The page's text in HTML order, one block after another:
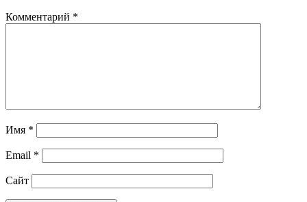
Комментарий *
Имя *
Email *
Сайт